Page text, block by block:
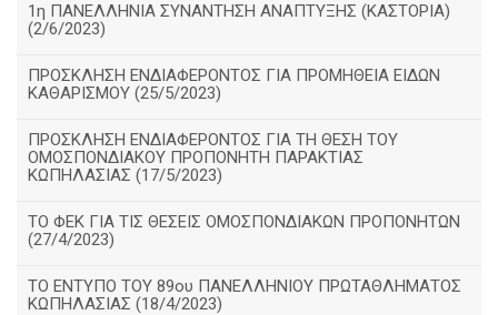
1η ΠΑΝΕΛΛΗΝΙΑ ΣΥΝΑΝΤΗΣΗ ΑΝΑΠΤΥΞΗΣ (ΚΑΣΤΟΡΙΑ)
(2/6/2023)
ΠΡΟΣΚΛΗΣΗ ΕΝΔΙΑΦΕΡΟΝΤΟΣ ΓΙΑ ΠΡΟΜΗΘΕΙΑ ΕΙΔΩΝ
ΚΑΘΑΡΙΣΜΟΥ (25/5/2023)
ΠΡΟΣΚΛΗΣΗ ΕΝΔΙΑΦΕΡΟΝΤΟΣ ΓΙΑ ΤΗ ΘΕΣΗ ΤΟΥ
ΟΜΟΣΠΟΝΔΙΑΚΟΥ ΠΡΟΠΟΝΗΤΗ ΠΑΡΑΚΤΙΑΣ
ΚΩΠΗΛΑΣΙΑΣ (17/5/2023)
ΤΟ ΦΕΚ ΓΙΑ ΤΙΣ ΘΕΣΕΙΣ ΟΜΟΣΠΟΝΔΙΑΚΩΝ ΠΡΟΠΟΝΗΤΩΝ
(27/4/2023)
ΤΟ ΕΝΤΥΠΟ ΤΟΥ 89ου ΠΑΝΕΛΛΗΝΙΟΥ ΠΡΩΤΑΘΛΗΜΑΤΟΣ
ΚΩΠΗΛΑΣΙΑΣ (18/4/2023)